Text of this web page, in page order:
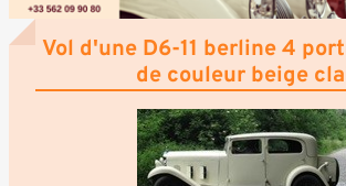
Vol d'une D6-11 berline 4
de couleur beige